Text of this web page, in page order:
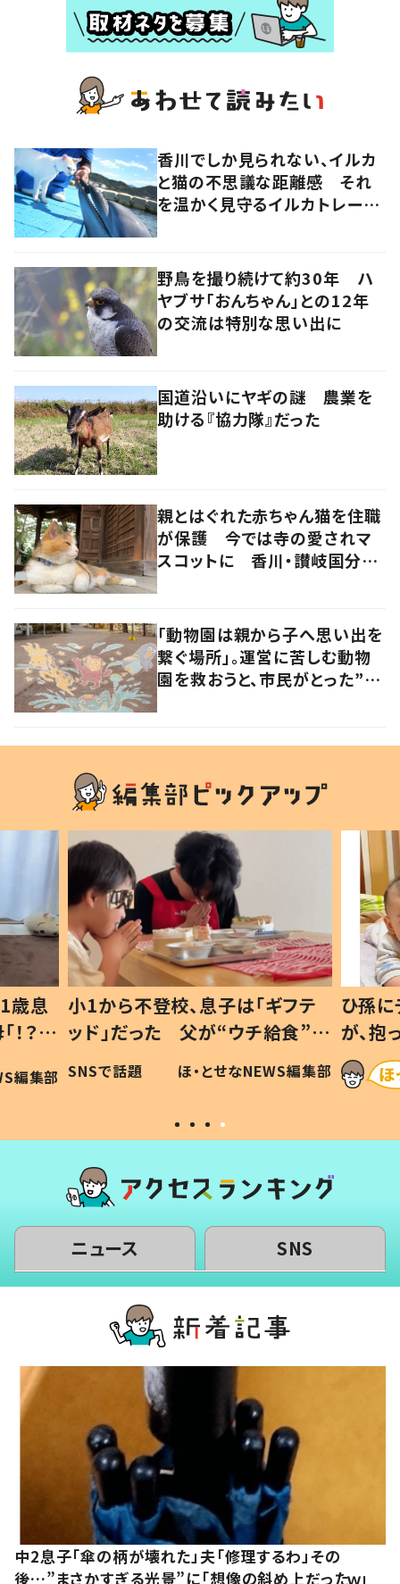
香川でしか見られない、イルカ
と猫の不思議な距離感 それ
を温かく見守るイルカトレーナ
野鳥を撮り続けて約30年 ハ
ヤブサ「おんちゃん」との12年
の交流は特別な思い出に
国道沿いにヤギの謎 農業を
助ける『協力隊』だった
親とはぐれた赤ちゃん猫を住職
が保護 今では寺の愛されマ
スコットに 香川・讃岐国分寺
「動物園は親から子へ思い出を
繋ぐ場所」。運営に苦しむ動物
園を救おうと、市民がとった”あ
歳息
？」
編集部
小1から不登校、息子は「ギフテ
ッド」だった 父が“ウチ給食”を
作り続ける理由とは #令和の親
#令和の子
SNSで話題 ほ・とせなNEWS編集部
ひ孫
が、
「涙が
い」
ニュース SNS
中2息子「傘の柄が壊れた」夫「修理するわ」その
後…”まさかすぎる光景”に「想像の斜め上だったｗ」